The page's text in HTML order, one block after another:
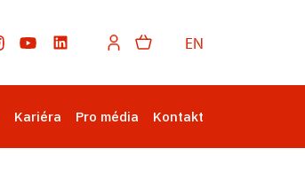
EN
Kariéra Pro média Kontakt